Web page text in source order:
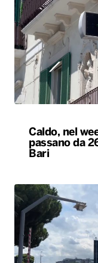
Caldo, nel
passano da
Bari